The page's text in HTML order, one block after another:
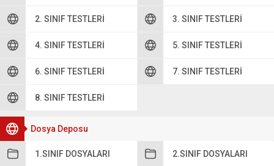
2. SINIF TESTLERI 3. SINIF TESTLERI
4. SINIF TESTLERI 5. SINIF TESTLERI
6. SINIF TESTLERI 7. SINIF TESTLERI
8. SINIF TESTLERI
Dosya Deposu
1.SINIF DOSYALARI 2.SINIF DOSYALARI